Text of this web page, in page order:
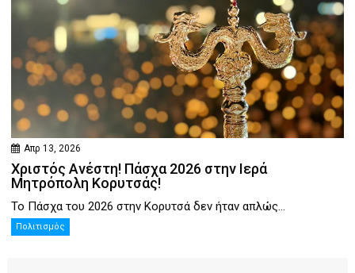
Απρ 13, 2026
Χριστός Ανέστη! Πάσχα 2026 στην Ιερά
Μητρόπολη Κορυτσάς!
Το Πάσχα του 2026 στην Κορυτσά δεν ήταν απλώς...
Πολιτισμός